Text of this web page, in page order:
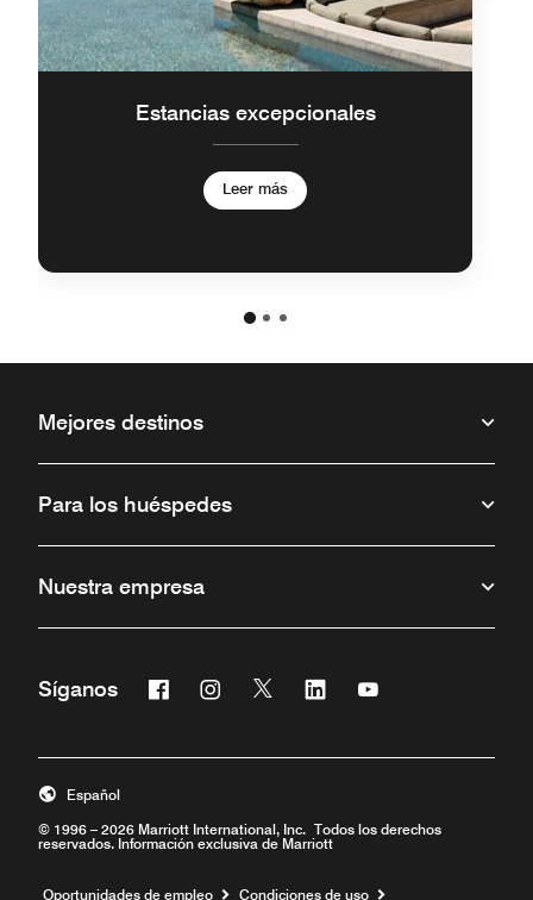
Estancias excepcionales
Leer más
Mejores destinos
Para los huéspedes
Nuestra empresa
Síganos Facebook
Abre una ventana nueva
Instagram
Abre una ventana nueva
Twitter
Abre una ventana nueva
Linkedin
Abre una ventana nueva
Abre una ventana
© 1996 – 2026 Marriott International, Inc. Todos los derechos
reservados. Información exclusiva de Marriott
Español
Oportunidades de empleo Abre una ventana nueva
Condiciones de uso